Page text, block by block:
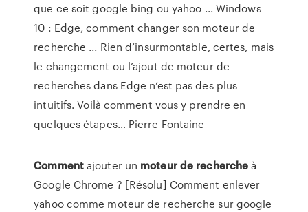
que ce soit google bing ou yahoo ... Windows
10 : Edge, comment changer son moteur de
recherche ... Rien d’insurmontable, certes, mais
le changement ou l’ajout de moteur de
recherches dans Edge n’est pas des plus
intuitifs. Voilà comment vous y prendre en
quelques étapes… Pierre Fontaine
Commentajouter un moteur de rechercheà
Google Chrome ? [Résolu] Comment enlever
yahoo comme moteur de recherche sur google